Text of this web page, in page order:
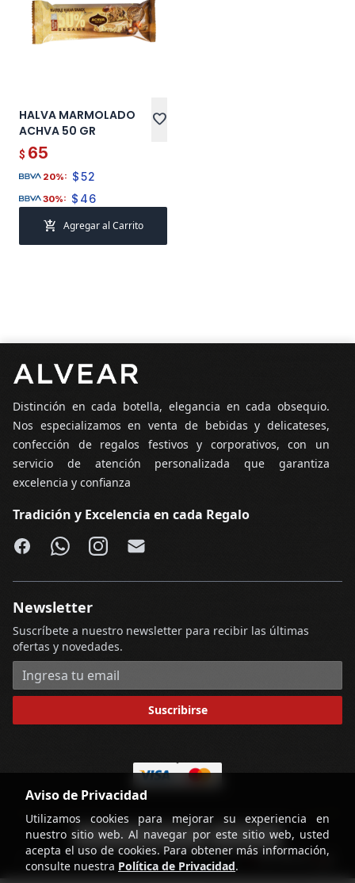
HALVA MARMOLADO
ACHVA 50 GR
favorite
$ 65
20%: $52
30%: $ 46
add_shopping_cart Agregar al Carrito
Aviso de Privacidad
Utilizamos cookies para mejorar su experiencia en
nuestro sitio web. Al navegar por este sitio web, usted
acepta el uso de cookies. Para obtener más información,
consulte nuestra Política de Privacidad.
Distinción en cada botella, elegancia en cada obsequio.
Nos especializamos en venta de bebidas y delicateses,
confección de regalos festivos y corporativos, con un
servicio de atención personalizada que garantiza
excelencia y confianza
Tradición y Excelencia en cada Regalo
Facebook
WhatsApp
Instagram
Email
Newsletter
Suscríbete a nuestro newsletter para recibir las últimas
ofertas y novedades.
Dirección de correo electrónico
Suscribirse
Términos y Condiciones - Contáctenos
Copyright © Licorería Alvear 2026 powered by